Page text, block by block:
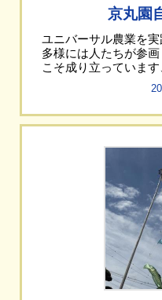
京丸園
ユニバーサル農業を
多様には人たちが参
こそ成り立っていま